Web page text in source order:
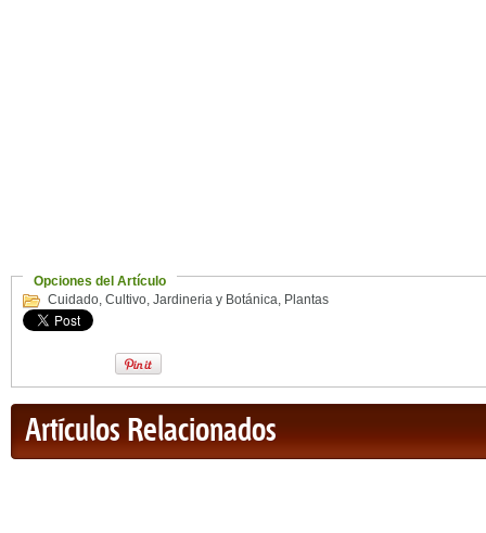
Opciones del Artículo
Cuidado, Cultivo, Jardineria y Botánica, Plantas
Artículos Relacionados